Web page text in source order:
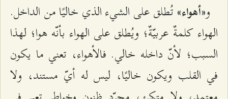
و«أهواء» تُطلق على الشيء الذي خاليًا من الداخل.
الهواء كلمةٌ عربيّةٌ؛ ويُطلق على الهواء بأنّه هوا؛ لهذا
السبب؛ لأنّ داخله خالي. فالأهواء، تعني ما يكون
في القلب ويكون خاليًا، ليس له أيّ مستند، ولا